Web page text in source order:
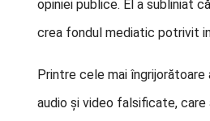
opiniei publice. El a subliniat
crea fondul mediatic potrivit
Printre cele mai
audio și video falsificate,